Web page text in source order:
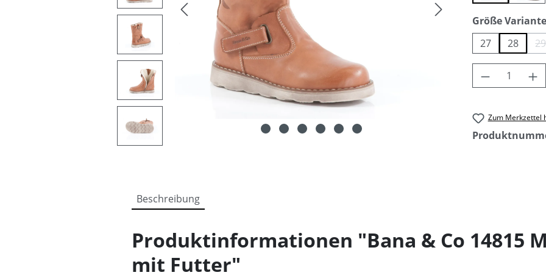
Größe
27
28 29
Produkt
Zum Merkzettel
Beschreibung
Produktinformationen "Bana & Co 14815
mit Futter"